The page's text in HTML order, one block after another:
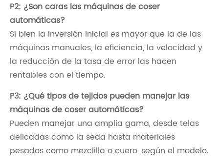
P2: ¿Son caras las máquinas de coser
automáticas?
Si bien la inversión inicial es mayor que la de las
máquinas manuales, la eficiencia, la velocidad y
la reducción de la tasa de error las hacen
rentables con el tiempo.
P3: ¿Qué tipos de tejidos pueden manejar las
máquinas de coser automáticas?
Pueden manejar una amplia gama, desde telas
delicadas como la seda hasta materiales
pesados ​​como mezclilla o cuero, según el modelo.